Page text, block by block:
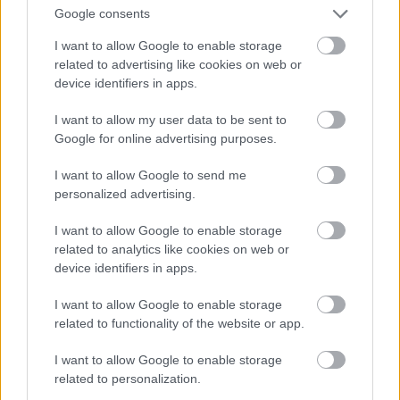
Google consents
I want to allow Google to enable storage
related to advertising like cookies on web or
device identifiers in apps.
I want to allow my user data to be sent to
Google for online advertising purposes.
I want to allow Google to send me
personalized advertising.
I want to allow Google to enable storage
related to analytics like cookies on web or
device identifiers in apps.
I want to allow Google to enable storage
related to functionality of the website or app.
I want to allow Google to enable storage
related to personalization.
ELTER.NET
El dilluns 1 de juny a les sis de la tarda tindrà lloc la taula